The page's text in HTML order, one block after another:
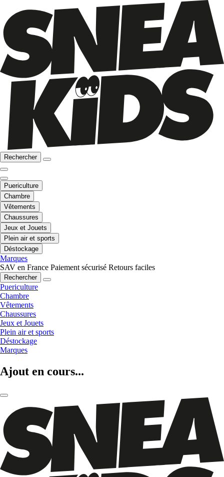
Rechercher
Puericulture
Chambre
Vêtements
Chaussures
Jeux et Jouets
Plein air et sports
Déstockage
Marques
SAV en France Paiement sécurisé Retours faciles
Rechercher
Puericulture
Chambre
Vêtements
Chaussures
Jeux et Jouets
Plein air et sports
Déstockage
Marques
Ajout en cours...